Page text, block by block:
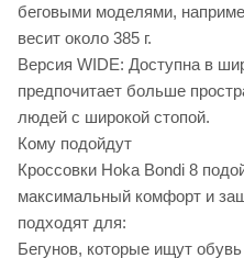
беговыми моделями,
весит около 385 г.
Версия WIDE: Доступна в
предпочитает больше
людей с широкой стопой.
Кому подойдут
Кроссовки Hoka Bondi 8
максимальный комфорт и
подходят для:
Бегунов, которые ищут